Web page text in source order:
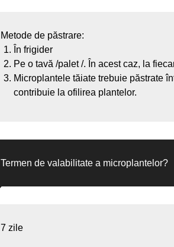
Metode de păstrare:
În frigider
Pe o tavă /palet /. În acest caz, la
Microplantele tăiate trebuie păstrate
contribuie la ofilirea plantelor.
Termen de valabilitate a microplantelor?
7 zile